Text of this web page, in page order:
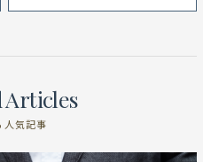
Articles
人気記事